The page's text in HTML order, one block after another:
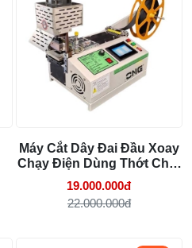
Máy Cắt Dây Đai Đầu Xoay
Chạy Điện Dùng Thớt Chặt
ONE-120-XD
19.000.000đ
22.000.000đ